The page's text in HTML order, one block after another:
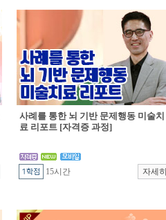
사례를 통한 뇌 기반 문제행동 미술치
료 리포트 [자격증 과정]
15시간